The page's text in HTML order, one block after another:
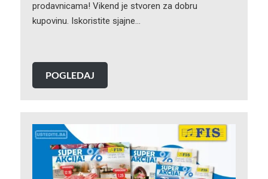
prodavnicama! Vikend je stvoren za dobru
kupovinu. Iskoristite sjajne…
POGLEDAJ